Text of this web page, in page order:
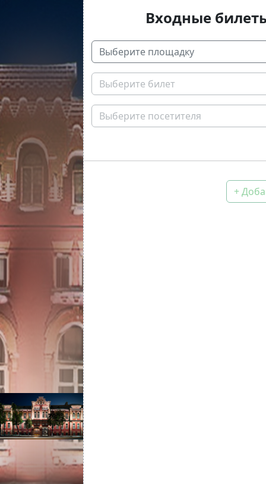
Входные
Выберите площадку
Выберите билет
Выберите посетителя
+